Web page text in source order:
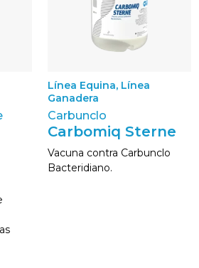
Línea Equina, Línea
Ganadera
Carbunclo
Carbomiq Sterne
Vacuna contra Carbunclo
Bacteridiano.